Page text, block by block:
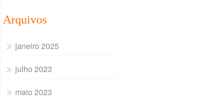
Arquivos
janeiro 2025
julho 2023
maio 2023